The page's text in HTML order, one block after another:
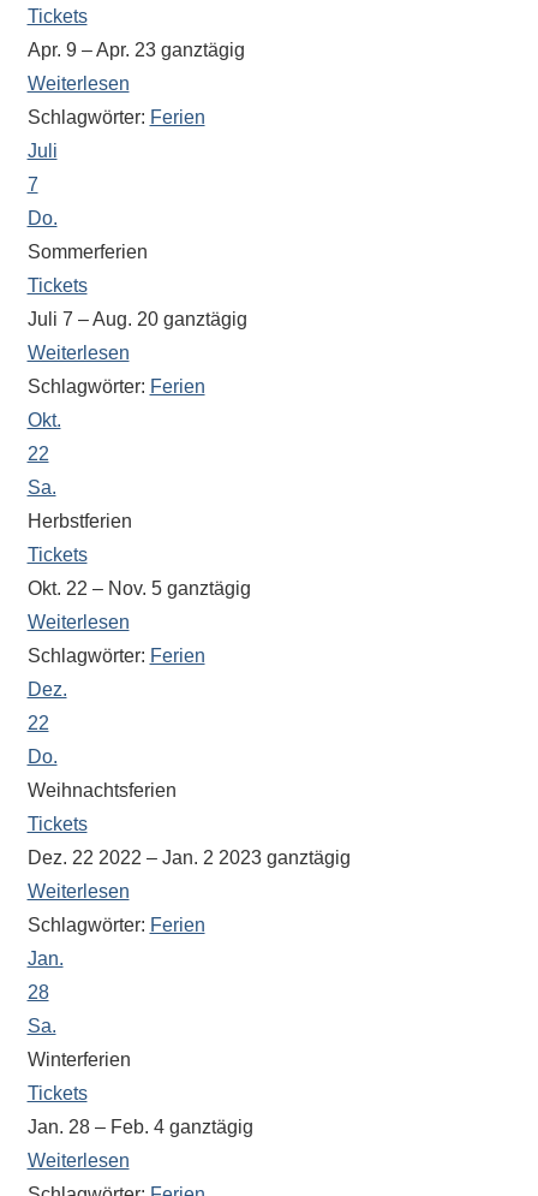
dabei!
Sollten
Sie
einmal
nicht
finden,
stehen
am
Ende
jeder
Seite
verschiedene
Möglichkeiten
der
Suche
zur
Tickets
Apr. 9 – Apr. 23 ganztägig
Weiterlesen
Schlagwörter: Ferien
Juli
7
Do.
Sommerferien
Tickets
Juli 7 – Aug. 20 ganztägig
Weiterlesen
Schlagwörter: Ferien
Okt.
22
Sa.
Herbstferien
Tickets
Okt. 22 – Nov. 5 ganztägig
Weiterlesen
Schlagwörter: Ferien
Dez.
22
Do.
Weihnachtsferien
Tickets
Dez. 22 2022 – Jan. 2 2023 ganztägig
Weiterlesen
Schlagwörter: Ferien
Jan.
28
Sa.
Winterferien
Tickets
Jan. 28 – Feb. 4 ganztägig
Weiterlesen